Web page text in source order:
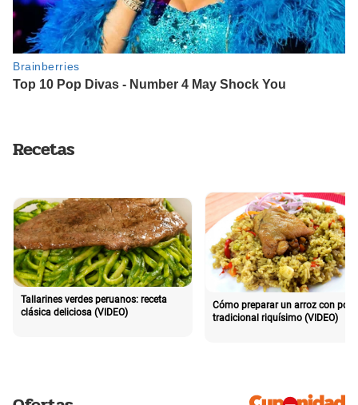
Recetas
Tallarines verdes peruanos: receta
clásica deliciosa (VIDEO)
Cómo preparar un arroz con pollo
tradicional riquísimo (VIDEO)